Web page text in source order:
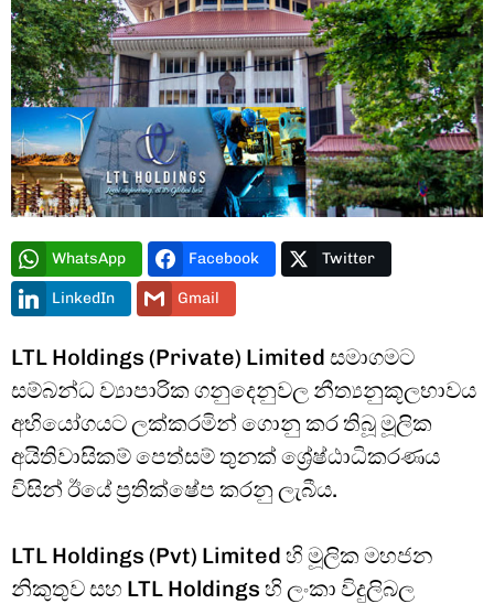
Type and hit enter
WhatsApp Facebook Twitter
LinkedIn Gmail
LTL Holdings (Private) Limited සමාගමට
සම්බන්ධ ව්‍යාපාරික ගනුදෙනුවල නීත්‍යනුකූලභාවය
අභියෝගයට ලක්කරමින් ගොනු කර තිබූ මූලික
අයිතිවාසිකම් පෙත්සම් තුනක් ශ්‍රේෂ්ඨාධිකරණය
විසින් ඊයේ ප්‍රතික්ෂේප කරනු ලැබීය.
LTL Holdings (Pvt) Limited හි මූලික මහජන
නිකුතුව සහ LTL Holdings හි ලංකා විදුලිබල